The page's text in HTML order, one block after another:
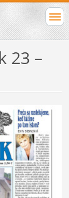
23 –